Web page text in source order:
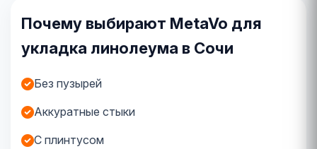
Почему выбирают MetaVo для
укладка линолеума в Сочи
Без пузырей
Аккуратные стыки
С плинтусом